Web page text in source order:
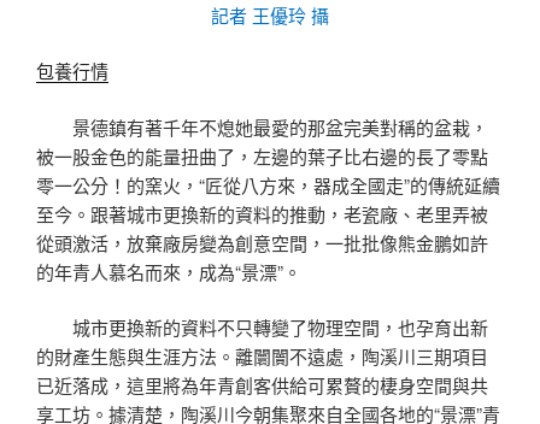
記者 王優玲 攝
包養行情
景德鎮有著千年不熄她最愛的那盆完美對稱的盆栽，
被一股金色的能量扭曲了，左邊的葉子比右邊的長了零點
零一公分！的窯火，“匠從八方來，器成全國走”的傳統延續
至今。跟著城市更換新的資料的推動，老瓷廠、老里弄被
從頭激活，放棄廠房變為創意空間，一批批像熊金鵬如許
的年青人慕名而來，成為“景漂”。
城市更換新的資料不只轉變了物理空間，也孕育出新
的財產生態與生涯方法。離闤闠不遠處，陶溪川三期項目
已近落成，這里將為年青創客供給可累贅的棲身空間與共
享工坊。據清楚，陶溪川今朝集聚來自全國各地的“景漂”青